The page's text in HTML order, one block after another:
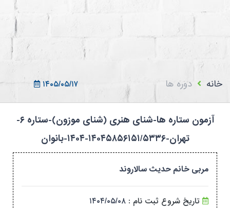
۱۴۰۵/۰۵/۱۷
خانه دوره ها
آزمون ستاره ها-شنای هنری (شنای موزون)-ستاره ۶-
تهران-۱۴۰۴۵۸۵۶۱۵۱/۵۳۳۶-۱۴۰۴-بانوان
مربی خانم حدیث سالاروند
تاریخ شروع ثبت نام : ۱۴۰۴/۰۵/۰۸